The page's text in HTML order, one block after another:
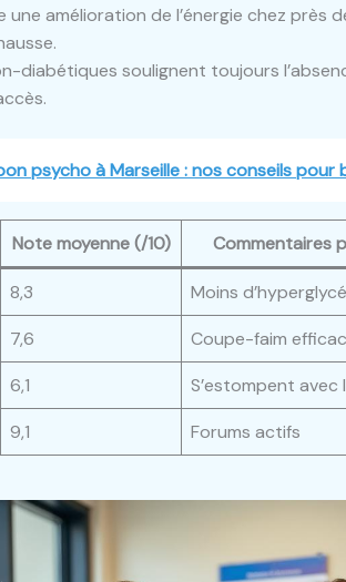
une amélioration de l’énergie chez près
diabétiques soulignent toujours
psycho à Marseille : nos conseils
Note moyenne (/10) Commentaires
8,3 Moins
7,6 Coupe-faim
6,1 S’estompent avec
9,1 Forums actifs